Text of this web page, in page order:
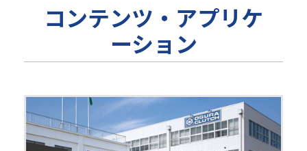
コンテンツ・アプリケ
ーション